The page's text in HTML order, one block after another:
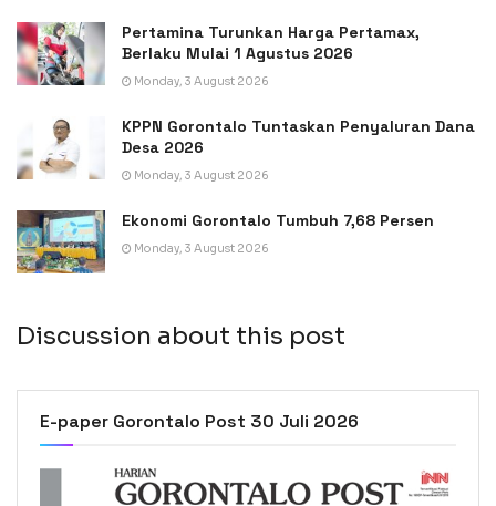
Pertamina Turunkan Harga Pertamax,
Berlaku Mulai 1 Agustus 2026
Monday, 3 August 2026
KPPN Gorontalo Tuntaskan Penyaluran Dana
Desa 2026
Monday, 3 August 2026
Ekonomi Gorontalo Tumbuh 7,68 Persen
Monday, 3 August 2026
Discussion about this post
E-paper Gorontalo Post 30 Juli 2026